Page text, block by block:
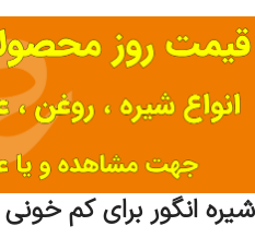
شیره انگور برای کم خونی